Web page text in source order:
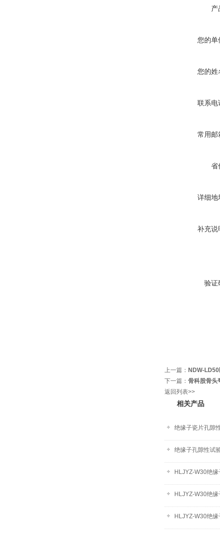
产
您的单
您的姓
联系电
常用邮
省
详细地
补充说
验证
上一篇： NDW-
下一篇： 骨科股骨头
返回列表>>
相关产品
绝缘子瓷片孔隙
绝缘子孔隙性试
HLJYZ-W30绝
HLJYZ-W30绝
HLJYZ-W30绝